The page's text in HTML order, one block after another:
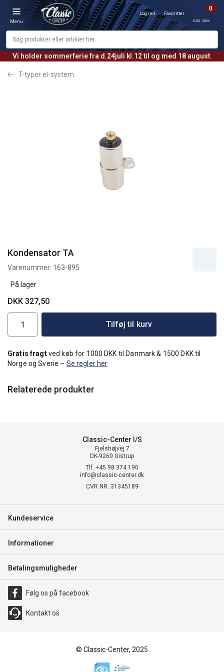
Vi holder sommerferie fra d.24juli kl.12 til og med 18 august.
Menu
Log ind Favoritter
0
0,00 DKK
T-typer el-system
Kondensator TA
Varenummer: 163-895
På lager
DKK 327,50
Tilføj til kurv
Gratis fragtved køb for 1000 DKK til Danmark & 1500 DKK til
Norge og Sverie – Se regler her
Relaterede produkter
Classic-Center I/S
Fjelshøjvej 7
DK-9260 Gistrup
Tlf. +45 98 374 190
info@classic-center.dk
CVR NR. 31345189
Kundeservice
Informationer
Betalingsmuligheder
Følg os på facebook
Kontakt os
© Classic-Center, 2025